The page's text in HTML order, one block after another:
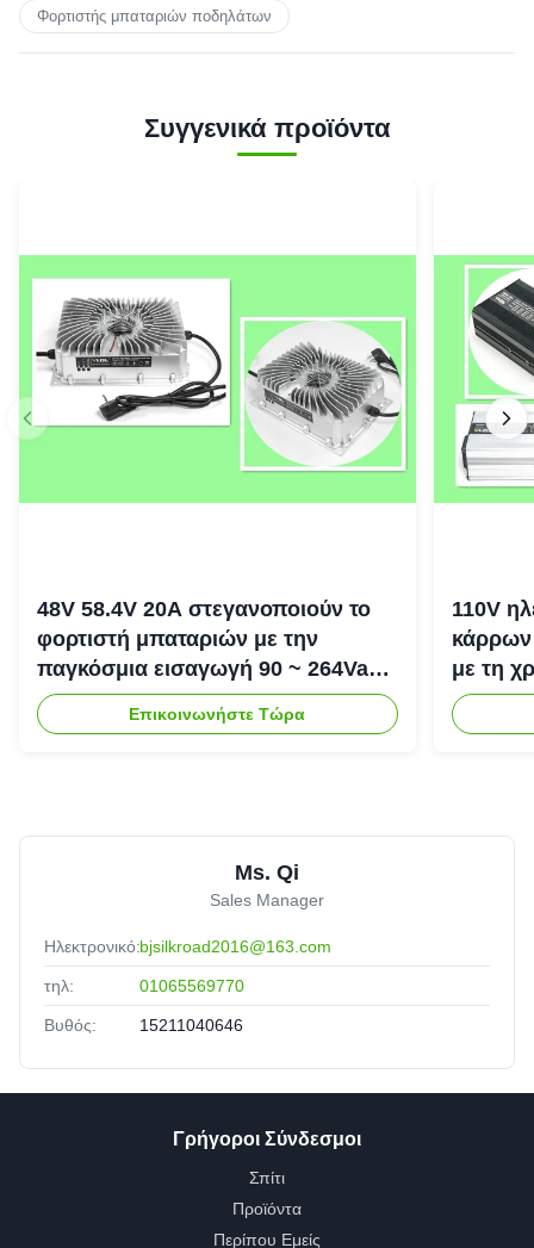
Φορτιστής μπαταριών ποδηλάτων
Συγγενικά προϊόντα
48V 58.4V 20A στεγανοποιούν το
φορτιστή μπαταριών με την
παγκόσμια εισαγωγή 90 ~ 264Vac
1200W PFC
Επικοινωνήστε Τώρα
110V
κάρρων
με τη
Ms. Qi
Sales Manager
Ηλεκτρονικό:bjsilkroad2016@163.com
τηλ: 01065569770
Βυθός: 15211040646
Γρήγοροι Σύνδεσμοι
Σπίτι
Προϊόντα
Περίπου Εμείς